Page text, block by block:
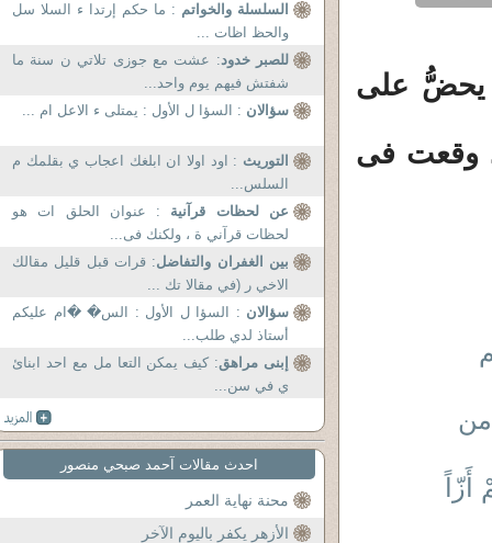
يحضُّ على
وقعت فى
من
السلسلة والخواتم : ما حكم إرتدا ء السلا سل
والحظ اظات ...
للصبر خدود: عشت مع جوزى تلاتي ن سنة ما
شفتش فيهم يوم واحد...
سؤالان : السؤا ل الأول : يمتلى ء الاعل ام ...
التوريث : اود اولا ان ابلغك اعجاب ي بقلمك م
السلس...
عن لحظات قرآنية : عنوان الحلق ات هو
لحظات قرآني ة ، ولكنك فى...
بين الغفران والتفاضل: قرات قبل قليل مقالك
الاخي ر (في مقالا تك ...
سؤالان : السؤا ل الأول : الس� �ام عليكم
أستاذ لدي طلب...
إبنى مراهق: كيف يمكن التعا مل مع احد ابنائ
ي في سن...
احدث مقالات آحمد صبحي منصور
محنة نهاية العمر
الأزهر يكفر باليوم الآخر